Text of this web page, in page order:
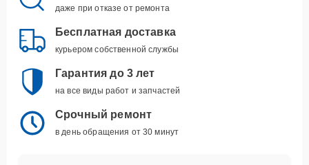
даже при отказе от ремонта
Бесплатная доставка
курьером собственной службы
Гарантия до 3 лет
на все виды работ и запчастей
Срочный ремонт
в день обращения от 30 минут